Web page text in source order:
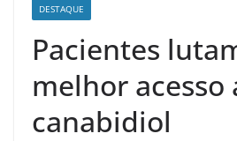
DESTAQUE
Pacientes
melhor acesso
canabidiol